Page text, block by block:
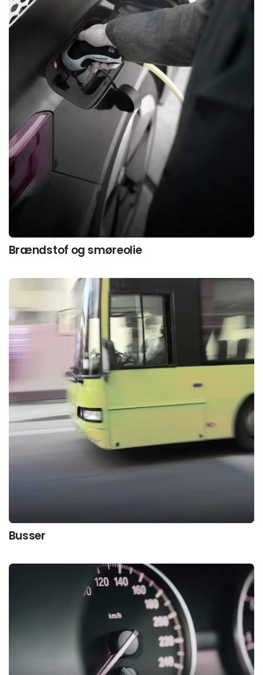
Brændstof og smøreolie
Busser